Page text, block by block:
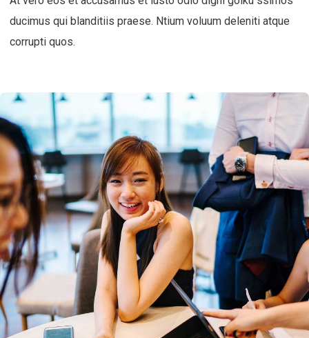
ducimus qui blanditiis praese. Ntium voluum deleniti atque
corrupti quos.